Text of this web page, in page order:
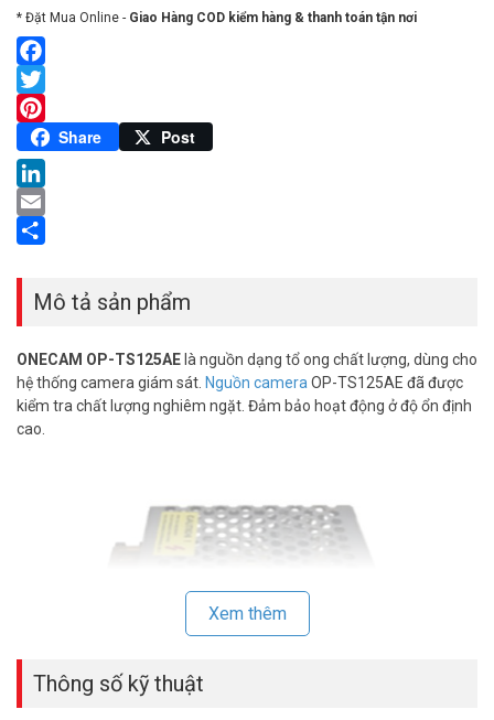
* Đặt Mua Online - Giao Hàng COD kiểm hàng & thanh toán tận nơi
Facebook
Twitter
Pinterest
Share Post
LinkedIn
Email
Mô tả sản phẩm
ONECAM OP-TS125AElà nguồn dạng tổ ong chất lượng, dùng cho
hệ thống camera giám sát. Nguồn camera OP-TS125AE đã được
kiểm tra chất lượng nghiêm ngặt. Đảm bảo hoạt động ở độ ổn định
cao.
Xem thêm
Thông số kỹ thuật